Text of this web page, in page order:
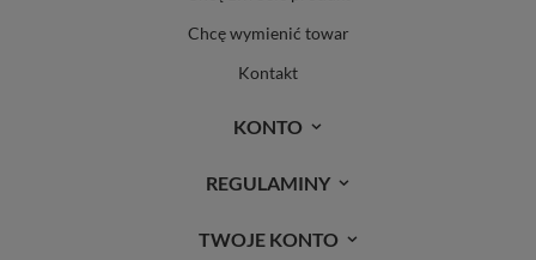
Chcę wymienić towar
Kontakt
KONTO
REGULAMINY
TWOJE KONTO